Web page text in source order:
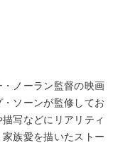
ノーラン監督の映画
・ソーンが監修してお
写などにリアリティ
族愛を描いたストー